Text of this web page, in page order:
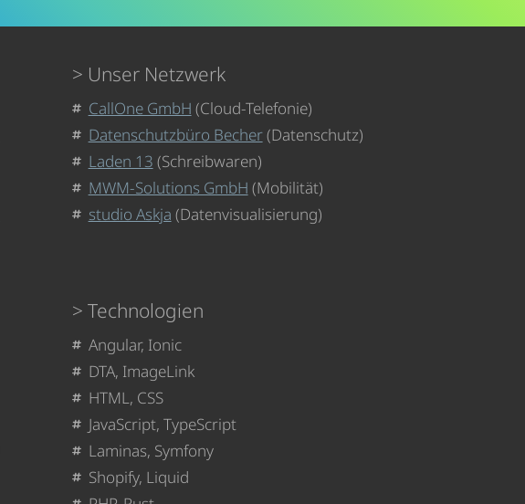
Unser Netzwerk
CallOne GmbH (Cloud-Telefonie)
Datenschutzbüro Becher(Datenschutz)
Laden 13 (Schreibwaren)
MWM-Solutions GmbH (Mobilität)
studio Askja (Datenvisualisierung)
Technologien
Angular, Ionic
DTA, ImageLink
HTML, CSS
JavaScript, TypeScript
Laminas, Symfony
Shopify, Liquid